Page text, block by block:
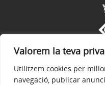
Valorem la teva
Utilitzem cookies per
navegació, publicar